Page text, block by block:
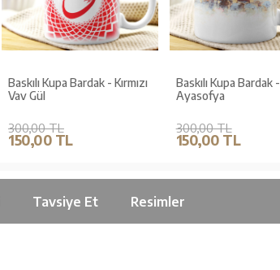
Baskılı Kupa Bardak - Kırmızı
Vav Gül
300,00 TL
150,00 TL
Baskılı Kupa Bardak -
Ayasofya
300,00 TL
150,00 TL
Tavsiye Et Resimler